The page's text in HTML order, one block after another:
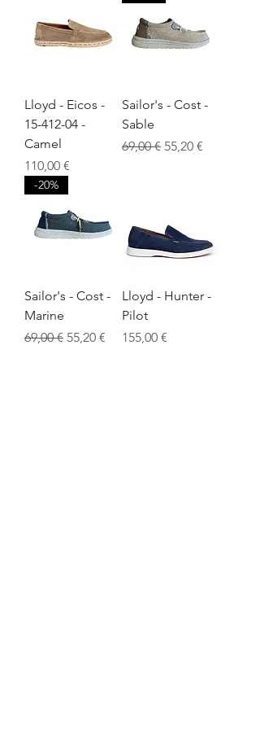
Lloyd - Eicos -
15-412-04 -
Camel
Prix
110,00 €
Sailor's - Cost -
Sable
Prix original
69,00 € Prix promotionnel
55,20 €
-20%
Sailor's - Cost -
Marine
Prix original
69,00 € Prix promotionnel
55,20 €
Lloyd - Hunter -
Pilot
Prix
155,00 €